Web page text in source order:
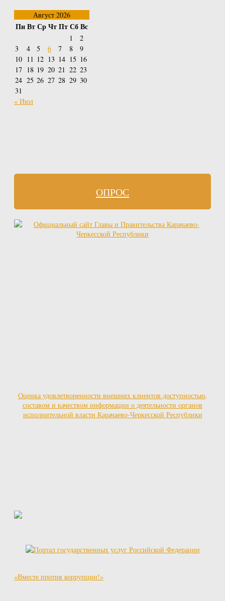
Август 2026
ПнВтСрЧтПтСбВс
1
2
3
4 5 6 7 8
9
10 11 12 13 14 15 16
17 18 19 20 21 22 23
24 25 26 27 28 29 30
31
« Июл
ОПРОС
Оценка удовлетворенности внешних клиентов доступностью,
составом и качеством информации о деятельности органов
исполнительной власти Карачаево-Черкесской Республики
«Вместе против коррупции!»